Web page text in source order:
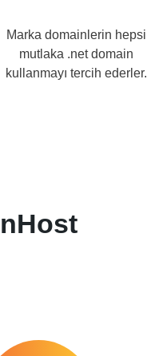
Marka domainlerin hepsi
mutlaka .net domain
kullanmayı tercih ederler.